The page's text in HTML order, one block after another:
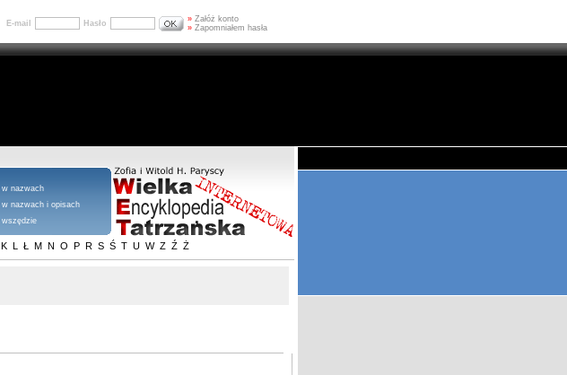
E-mail Hasło » Załóż konto
» Zapomniałem hasła
w nazwach
w nazwach i opisach
wszędzie
K L Ł M N O P R S Ś T U W Z Ź Ż